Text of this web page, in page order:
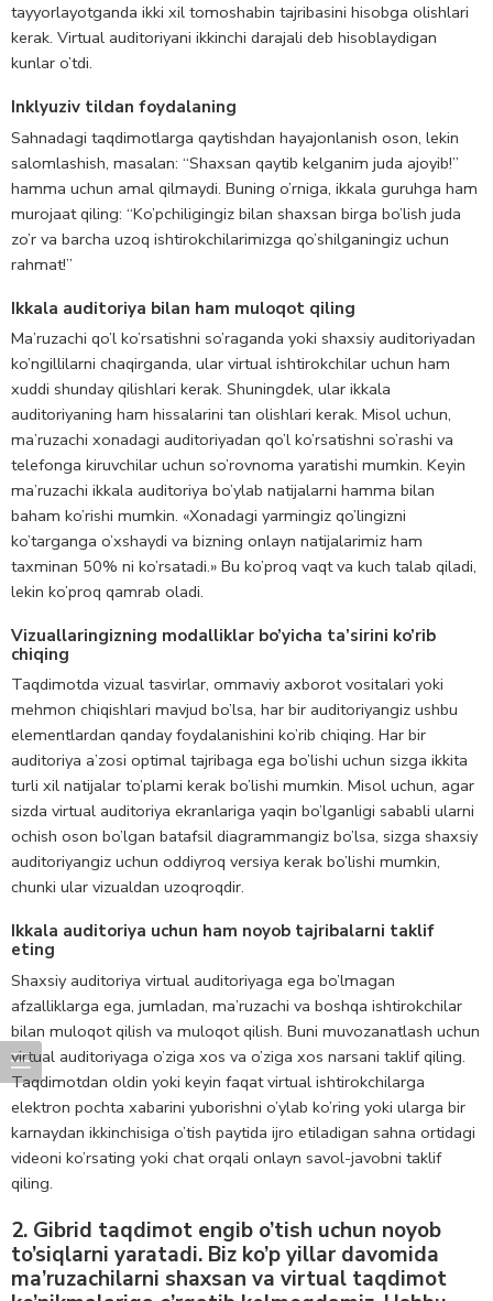
tayyorlayotganda ikki xil tomoshabin tajribasini hisobga olishlari
kerak. Virtual auditoriyani ikkinchi darajali deb hisoblaydigan
kunlar o’tdi.
Inklyuziv tildan foydalaning
Sahnadagi taqdimotlarga qaytishdan hayajonlanish oson, lekin
salomlashish, masalan: “Shaxsan qaytib kelganim juda ajoyib!”
hamma uchun amal qilmaydi. Buning o’rniga, ikkala guruhga ham
murojaat qiling: “Ko’pchiligingiz bilan shaxsan birga bo’lish juda
zo’r va barcha uzoq ishtirokchilarimizga qo’shilganingiz uchun
rahmat!”
Ikkala auditoriya bilan ham muloqot qiling
Ma’ruzachi qo’l ko’rsatishni so’raganda yoki shaxsiy auditoriyadan
ko’ngillilarni chaqirganda, ular virtual ishtirokchilar uchun ham
xuddi shunday qilishlari kerak. Shuningdek, ular ikkala
auditoriyaning ham hissalarini tan olishlari kerak. Misol uchun,
ma’ruzachi xonadagi auditoriyadan qo’l ko’rsatishni so’rashi va
telefonga kiruvchilar uchun so’rovnoma yaratishi mumkin. Keyin
ma’ruzachi ikkala auditoriya bo’ylab natijalarni hamma bilan
baham ko’rishi mumkin. «Xonadagi yarmingiz qo’lingizni
ko’targanga o’xshaydi va bizning onlayn natijalarimiz ham
taxminan 50% ni ko’rsatadi.» Bu ko’proq vaqt va kuch talab qiladi,
lekin ko’proq qamrab oladi.
Vizuallaringizning modalliklar bo’yicha ta’sirini ko’rib
chiqing
Taqdimotda vizual tasvirlar, ommaviy axborot vositalari yoki
mehmon chiqishlari mavjud bo’lsa, har bir auditoriyangiz ushbu
elementlardan qanday foydalanishini ko’rib chiqing. Har bir
auditoriya a’zosi optimal tajribaga ega bo’lishi uchun sizga ikkita
turli xil natijalar to’plami kerak bo’lishi mumkin. Misol uchun, agar
sizda virtual auditoriya ekranlariga yaqin bo’lganligi sababli ularni
ochish oson bo’lgan batafsil diagrammangiz bo’lsa, sizga shaxsiy
auditoriyangiz uchun oddiyroq versiya kerak bo’lishi mumkin,
chunki ular vizualdan uzoqroqdir.
Ikkala auditoriya uchun ham noyob tajribalarni taklif
eting
Shaxsiy auditoriya virtual auditoriyaga ega bo’lmagan
afzalliklarga ega, jumladan, ma’ruzachi va boshqa ishtirokchilar
bilan muloqot qilish va muloqot qilish. Buni muvozanatlash uchun
virtual auditoriyaga o’ziga xos va o’ziga xos narsani taklif qiling.
Taqdimotdan oldin yoki keyin faqat virtual ishtirokchilarga
elektron pochta xabarini yuborishni o’ylab ko’ring yoki ularga bir
karnaydan ikkinchisiga o’tish paytida ijro etiladigan sahna ortidagi
videoni ko’rsating yoki chat orqali onlayn savol-javobni taklif
qiling.
2. Gibrid taqdimot engib o’tish uchun noyob
to’siqlarni yaratadi. Biz ko’p yillar davomida
ma’ruzachilarni shaxsan va virtual taqdimot